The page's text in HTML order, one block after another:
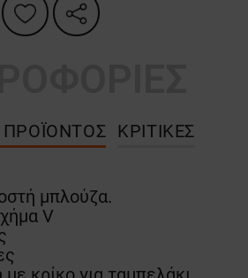
ΚΡΙΤΙΚΈΣ
μπλούζα.
V